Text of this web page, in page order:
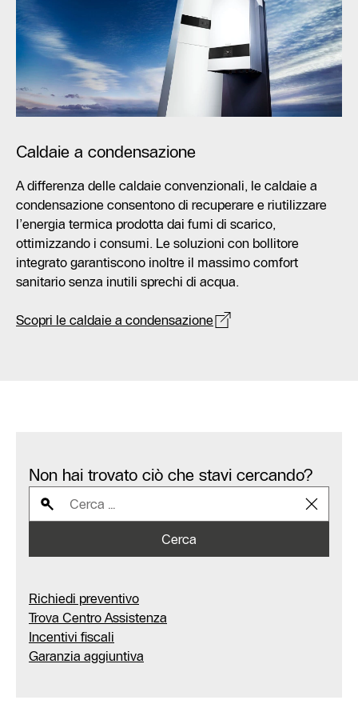
Caldaie a condensazione
A differenza delle caldaie convenzionali, le caldaie a
condensazione consentono di recuperare e riutilizzare
l’energia termica prodotta dai fumi di scarico,
ottimizzando i consumi. Le soluzioni con bollitore
integrato garantiscono inoltre il massimo comfort
sanitario senza inutili sprechi di acqua.
Scopri le caldaie a condensazione
Non hai trovato ciò che stavi cercando?
Cerca
Richiedi preventivo
Trova Centro Assistenza
Incentivi fiscali
Garanzia aggiuntiva